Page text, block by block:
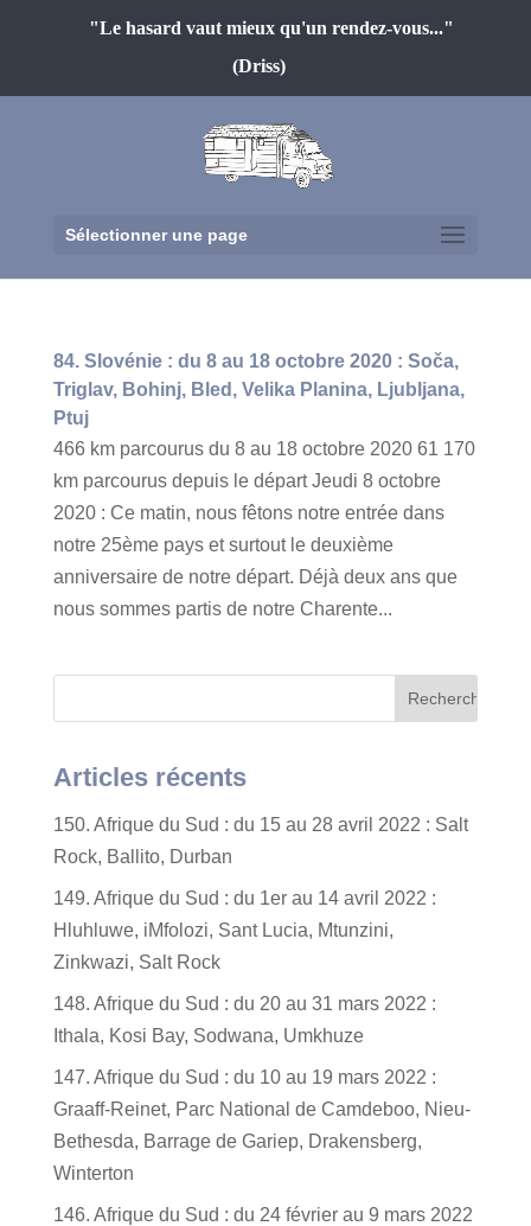
"Le hasard vaut mieux qu'un rendez-vous..."
(Driss)
Sélectionner une page
84. Slovénie : du 8 au 18 octobre 2020 : Soča,
Triglav, Bohinj, Bled, Velika Planina, Ljubljana,
Ptuj
466 km parcourus du 8 au 18 octobre 2020 61 170
km parcourus depuis le départ Jeudi 8 octobre
2020 : Ce matin, nous fêtons notre entrée dans
notre 25ème pays et surtout le deuxième
anniversaire de notre départ. Déjà deux ans que
nous sommes partis de notre Charente...
Articles récents
150. Afrique du Sud : du 15 au 28 avril 2022 : Salt
Rock, Ballito, Durban
149. Afrique du Sud : du 1er au 14 avril 2022 :
Hluhluwe, iMfolozi, Sant Lucia, Mtunzini,
Zinkwazi, Salt Rock
148. Afrique du Sud : du 20 au 31 mars 2022 :
Ithala, Kosi Bay, Sodwana, Umkhuze
147. Afrique du Sud : du 10 au 19 mars 2022 :
Graaff-Reinet, Parc National de Camdeboo, Nieu-
Bethesda, Barrage de Gariep, Drakensberg,
Winterton
146. Afrique du Sud : du 24 février au 9 mars 2022